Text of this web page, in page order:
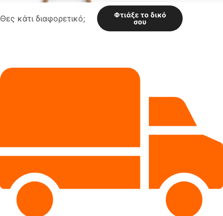
Θες κάτι διαφορετικό;
Φτιάξε το δικό
σου